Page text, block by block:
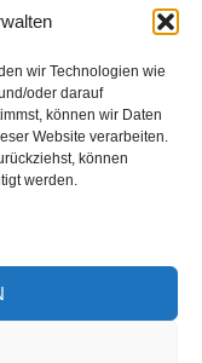
wir Technologien wie
oder darauf
können wir Daten
Website verarbeiten.
können
werden.